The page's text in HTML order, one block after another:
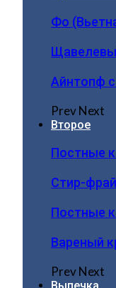
Фо
Айнтопф с
PrevNext
Второе
Постные
Стир-
Постные
Вареный
PrevNext